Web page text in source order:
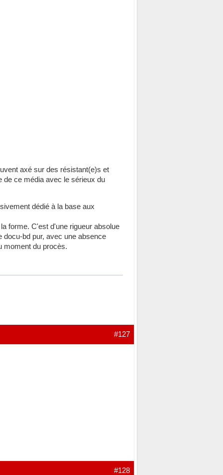
axé sur des résistant(e)s et
de ce média avec le sérieux du
dédié à la base aux
forme. C'est d'une rigueur absolue
bd pur, avec une absence
moment du procès.
#127
#128